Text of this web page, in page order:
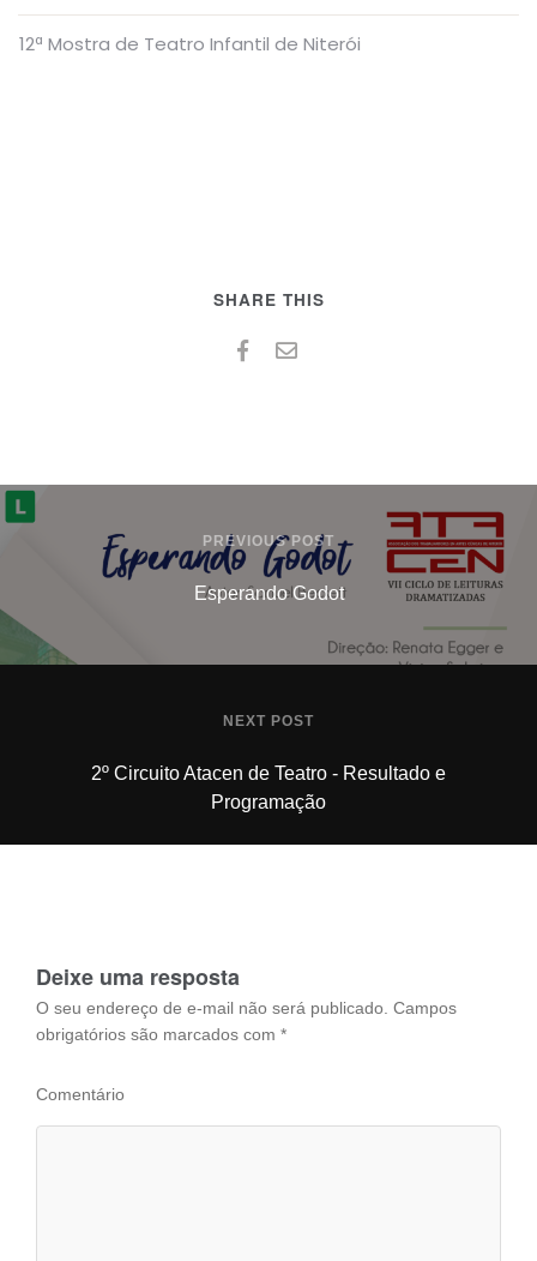
12ª Mostra de Teatro Infantil de Niterói
SHARE THIS
PREVIOUS POST
Esperando Godot
NEXT POST
2º Circuito Atacen de Teatro - Resultado e
Programação
Deixe uma resposta
O seu endereço de e-mail não será publicado. Campos
obrigatórios são marcados com *
Comentário